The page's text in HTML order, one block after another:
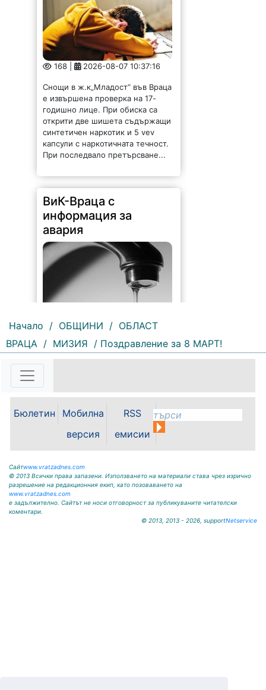
168 | 2026-08-07 10:37:16
Снощи в ж.к„Младост“ във Враца
е извършена проверка на 17-
годишно лице. При обиска са
открити две шишета съдържащи
синтетичен наркотик и 5 vev
капсули с наркотичната течност.
При последвало претърсване...
ВиК-Враца с
информация за
авария
192 | 2026-08-07 10:31:48
потребители, че поради
спряно водоподаването в
07.08.2026г. до отстраняване на
аварията. Тел.: 092 66 11 19 Тел.:
Начало / ОБЩИНИ / ОБЛАСТ
ВРАЦА / МИЗИЯ / Поздравление за 8 МАРТ!
Бюлетин
Мобилна
версия
RSS
емисии
Сайтwww.vratzadnes.com
© 2013 Всички права запазени. Използването на материали става чрез изрично
разрешение на редакционния екип, като позоваването на
www.vratzadnes.com
е задължително. Сайтът не носи отговорност за публикуваните читателски
коментари.
© 2013, 2013 - 2026, supportNetservice